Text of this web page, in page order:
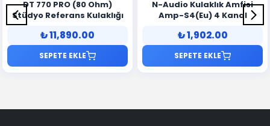
DT 770 PRO (80 Ohm)
Stüdyo Referans Kulaklığı
₺ 11,890.00
SEPETE EKLE
N-Audio Kulaklık Amfisi
Amp-S4(Eu) 4 Kanal
₺ 1,902.00
SEPETE EKLE